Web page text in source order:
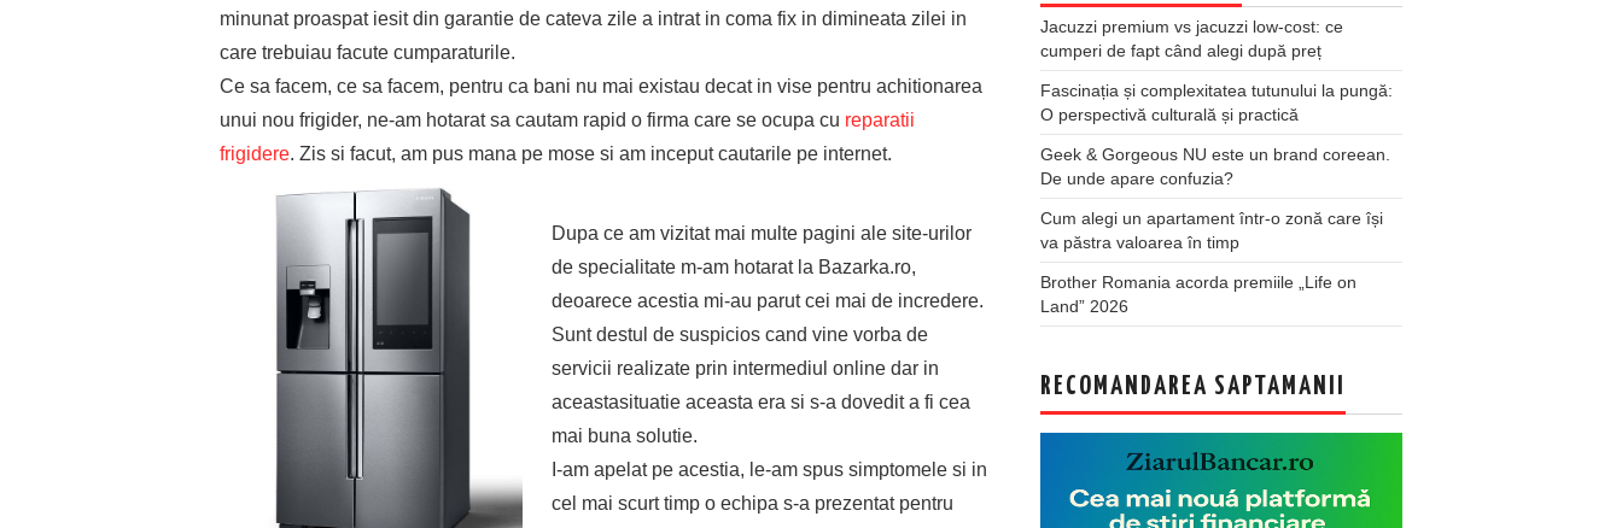
minunat proaspat iesit din garantie de cateva zile a intrat in coma fix in dimineata zilei in
care trebuiau facute cumparaturile.
Ce sa facem, ce sa facem, pentru ca bani nu mai existau decat in vise pentru achitionarea
unui nou frigider, ne-am hotarat sa cautam rapid o firma care se ocupa cu reparatii
frigidere. Zis si facut, am pus mana pe mose si am inceput cautarile pe internet.
Dupa ce am vizitat mai multe pagini ale site-urilor
de specialitate m-am hotarat la Bazarka.ro,
deoarece acestia mi-au parut cei mai de incredere.
Sunt destul de suspicios cand vine vorba de
servicii realizate prin intermediul online dar in
aceastasituatie aceasta era si s-a dovedit a fi cea
mai buna solutie.
I-am apelat pe acestia, le-am spus simptomele si in
cel mai scurt timp o echipa s-a prezentat pentru
Jacuzzi premium vs jacuzzi low-cost: ce
cumperi de fapt când alegi după preț
Fascinația și complexitatea tutunului la pungă:
O perspectivă culturală și practică
Geek & Gorgeous NU este un brand coreean.
De unde apare confuzia?
Cum alegi un apartament într-o zonă care își
va păstra valoarea în timp
Brother Romania acorda premiile „Life on
Land” 2026
RECOMANDAREA SAPTAMANII